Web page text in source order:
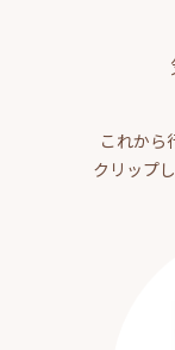
これから
クリップ